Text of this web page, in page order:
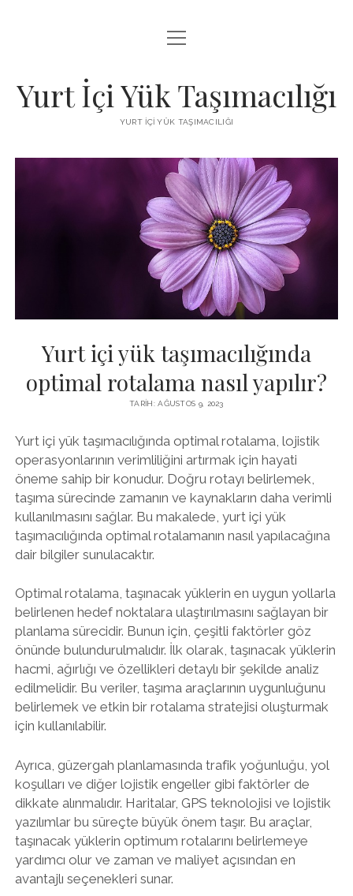
BEDAVA FACEBOOK BEĞENI KAZANMA
FACEBOOK SAYFA BEĞENDIRME HILESI İNDIR
menüyü
aç
Yurt İçi Yük Taşımacılığı
YURT İÇI YÜK TAŞIMACILIĞI
Yurt içi yük taşımacılığında
optimal rotalama nasıl yapılır?
TARIH: AĞUSTOS 9, 2023
Yurt içi yük taşımacılığında optimal rotalama, lojistik
operasyonlarının verimliliğini artırmak için hayati
öneme sahip bir konudur. Doğru rotayı belirlemek,
taşıma sürecinde zamanın ve kaynakların daha verimli
kullanılmasını sağlar. Bu makalede, yurt içi yük
taşımacılığında optimal rotalamanın nasıl yapılacağına
dair bilgiler sunulacaktır.
Optimal rotalama, taşınacak yüklerin en uygun yollarla
belirlenen hedef noktalara ulaştırılmasını sağlayan bir
planlama sürecidir. Bunun için, çeşitli faktörler göz
önünde bulundurulmalıdır. İlk olarak, taşınacak yüklerin
hacmi, ağırlığı ve özellikleri detaylı bir şekilde analiz
edilmelidir. Bu veriler, taşıma araçlarının uygunluğunu
belirlemek ve etkin bir rotalama stratejisi oluşturmak
için kullanılabilir.
Ayrıca, güzergah planlamasında trafik yoğunluğu, yol
koşulları ve diğer lojistik engeller gibi faktörler de
dikkate alınmalıdır. Haritalar, GPS teknolojisi ve lojistik
yazılımlar bu süreçte büyük önem taşır. Bu araçlar,
taşınacak yüklerin optimum rotalarını belirlemeye
yardımcı olur ve zaman ve maliyet açısından en
avantajlı seçenekleri sunar.